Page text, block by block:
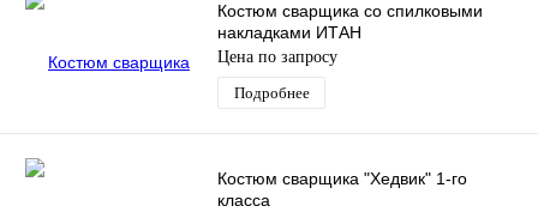
Костюм сварщика со спилковыми
накладками ИТАН
Цена по запросу
Подробнее
Костюм сварщика "Хедвик" 1-го
класса